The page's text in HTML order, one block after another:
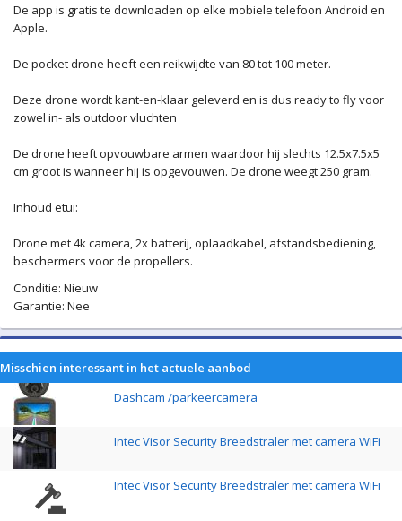
De app is gratis te downloaden op elke mobiele telefoon Android en
Apple.
De pocket drone heeft een reikwijdte van 80 tot 100 meter.
Deze drone wordt kant-en-klaar geleverd en is dus ready to fly voor
zowel in- als outdoor vluchten
De drone heeft opvouwbare armen waardoor hij slechts 12.5x7.5x5
cm groot is wanneer hij is opgevouwen. De drone weegt 250 gram.
Inhoud etui:
Drone met 4k camera, 2x batterij, oplaadkabel, afstandsbediening,
beschermers voor de propellers.
Conditie: Nieuw
Garantie: Nee
Misschien interessant in het actuele aanbod
Dashcam /parkeercamera
Intec Visor Security Breedstraler met camera WiFi
Intec Visor Security Breedstraler met camera WiFi